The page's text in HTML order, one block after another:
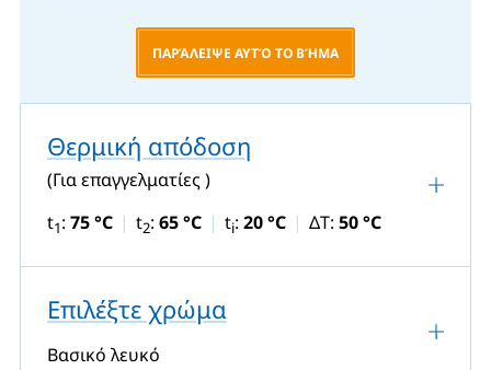
ΠΑΡΆΛΕΙΨΕ ΑΥΤΌ ΤΟ ΒΉΜΑ
Θερμική απόδοση
(Για επαγγελματίες )
t1: 75 °C t2: 65 °C ti: 20 °C ΔT: 50 °C
Επιλέξτε χρώμα
Βασικό λευκό